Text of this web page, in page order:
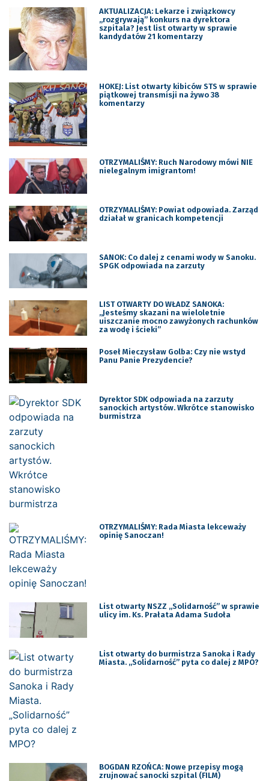
AKTUALIZACJA: Lekarze i związkowcy
„rozgrywają” konkurs na dyrektora
szpitala? Jest list otwarty w sprawie
kandydatów 21 komentarzy
HOKEJ: List otwarty kibiców STS w sprawie
piątkowej transmisji na żywo 38
komentarzy
OTRZYMALIŚMY: Ruch Narodowy mówi NIE
nielegalnym imigrantom!
OTRZYMALIŚMY: Powiat odpowiada. Zarząd
działał w granicach kompetencji
SANOK: Co dalej z cenami wody w Sanoku.
SPGK odpowiada na zarzuty
LIST OTWARTY DO WŁADZ SANOKA:
„Jesteśmy skazani na wieloletnie
uiszczanie mocno zawyżonych rachunków
za wodę i ścieki”
Poseł Mieczysław Golba: Czy nie wstyd
Panu Panie Prezydencie?
Dyrektor SDK odpowiada na zarzuty
sanockich artystów. Wkrótce stanowisko
burmistrza
OTRZYMALIŚMY: Rada Miasta lekceważy
opinię Sanoczan!
List otwarty NSZZ ,,Solidarność” w sprawie
ulicy im. Ks. Prałata Adama Sudoła
List otwarty do burmistrza Sanoka i Rady
Miasta. „Solidarność” pyta co dalej z MPO?
BOGDAN RZOŃCA: Nowe przepisy mogą
zrujnować sanocki szpital (FILM)